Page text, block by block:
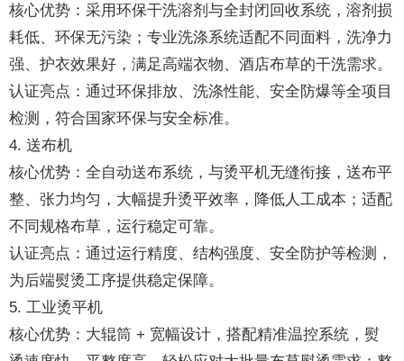
核心优势：采用环保干洗溶剂与全封闭回收系统，溶剂损
耗低、环保无污染；专业洗涤系统适配不同面料，洗净力
强、护衣效果好，满足高端衣物、酒店布草的干洗需求。
认证亮点：通过环保排放、洗涤性能、安全防爆等全项目
检测，符合国家环保与安全标准。
4. 送布机
核心优势：全自动送布系统，与烫平机无缝衔接，送布平
整、张力均匀，大幅提升烫平效率，降低人工成本；适配
不同规格布草，运行稳定可靠。
认证亮点：通过运行精度、结构强度、安全防护等检测，
为后端熨烫工序提供稳定保障。
5. 工业烫平机
核心优势：大辊筒 + 宽幅设计，搭配精准温控系统，熨